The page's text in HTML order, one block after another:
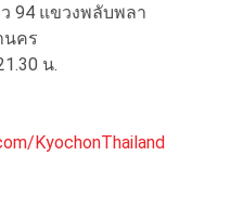
94 แขวงพลับพลา
นคร
น.
KyochonThailand